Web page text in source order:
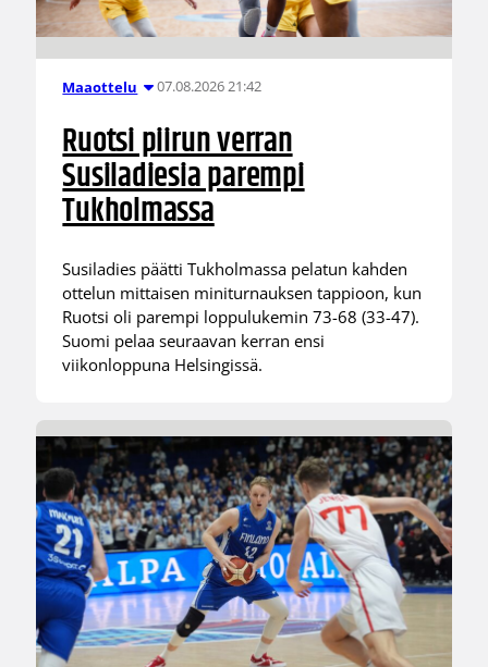
Maaottelu 07.08.2026 21:42
Ruotsi piirun verran
Susiladiesia parempi
Tukholmassa
Susiladies päätti Tukholmassa pelatun kahden
ottelun mittaisen miniturnauksen tappioon, kun
Ruotsi oli parempi loppulukemin 73-68 (33-47).
Suomi pelaa seuraavan kerran ensi
viikonloppuna Helsingissä.